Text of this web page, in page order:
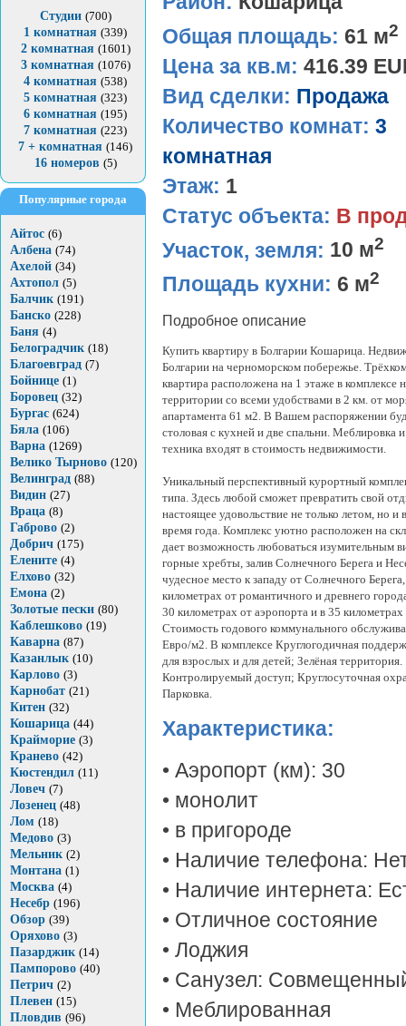
Студии (700)
1 комнатная (339)
2 комнатная (1601)
3 комнатная (1076)
4 комнатная (538)
5 комнатная (323)
6 комнатная (195)
7 комнатная (223)
7 + комнатная (146)
16 номеров (5)
Популярные города
Айтос (6)
Албена (74)
Ахелой (34)
Ахтопол (5)
Балчик (191)
Банско (228)
Баня (4)
Белоградчик (18)
Благоевград (7)
Бойнице (1)
Боровец (32)
Бургас (624)
Бяла (106)
Варна (1269)
Велико Тырново (120)
Велинград (88)
Видин (27)
Враца (8)
Габрово (2)
Добрич (175)
Елените (4)
Елхово (32)
Емона (2)
Золотые пески (80)
Каблешково (19)
Каварна (87)
Казанлык (10)
Карлово (3)
Карнобат (21)
Китен (32)
Кошарица (44)
Крайморие (3)
Кранево (42)
Кюстендил (11)
Ловеч (7)
Лозенец (48)
Лом (18)
Медово (3)
Мельник (2)
Монтана (1)
Москва (4)
Несебр (196)
Обзор (39)
Оряхово (3)
Пазарджик (14)
Пампорово (40)
Петрич (2)
Плевен (15)
Пловдив (96)
Общая площадь: 61 м2
Цена за кв.м: 416.39
Вид сделки: Продажа
Количество комнат: 3
комнатная
Этаж: 1
Статус объекта: В
Участок, земля: 10 м2
Площадь кухни: 6 м2
Подробное описание
Купить квартиру в Болгарии Кошарица.
Болгарии на черноморском побережье.
квартира расположена на 1 этаже в комплексе
территории со всеми удобствами в 2 км. от
апартамента 61 м2. В Вашем распоряжении
столовая с кухней и две спальни. Меблировка
техника входят в стоимость недвижимости.
Уникальный перспективный курортный
типа. Здесь любой сможет превратить свой
настоящее удовольствие не только летом, но и
время года. Комплекс уютно расположен на
дает возможность любоваться изумительным
горные хребты, залив Солнечного Берега и
чудесное место к западу от Солнечного
километрах от романтичного и древнего
30 километрах от аэропорта и в 35 километрах
Стоимость годового коммунального
Евро/м2. В комплексе Круглогодичная
для взрослых и для детей; Зелёная территория.
Контролируемый доступ; Круглосуточная
Парковка.
Характеристика:
• Аэропорт (км): 30
• монолит
• в пригороде
• Наличие телефона:
• Наличие интернета:
• Отличное состояние
• Лоджия
• Санузел:
• Меблированная